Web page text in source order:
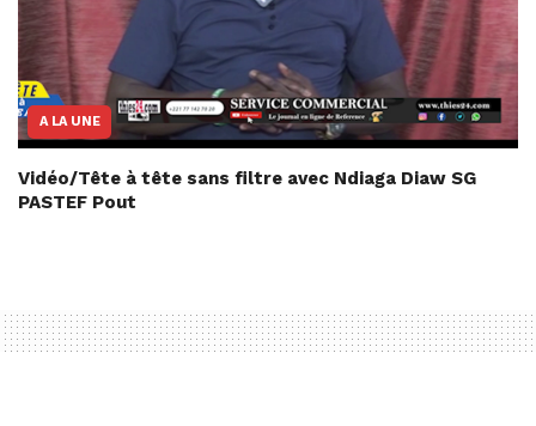
A LA UNE
Vidéo/Tête à tête sans filtre avec Ndiaga Diaw SG
PASTEF Pout